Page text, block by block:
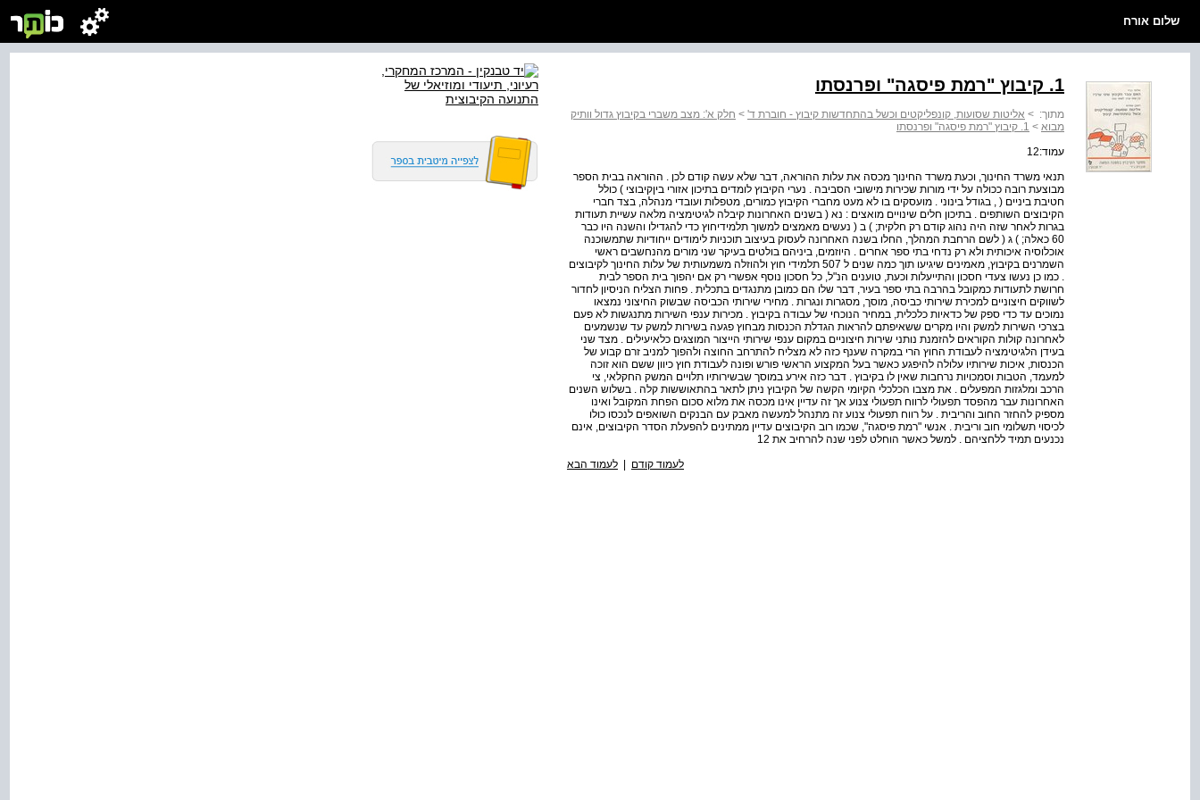
שלום אורח
1. קיבוץ "רמת פיסגה" ופרנסתו
מתוך: > אליטות שסועות, קונפליקטים וכשל בהתחדשות קיבוץ - חוברת ד' > חלק א': מצב משברי בקיבוץ גדול וותיק
מבוא > 1. קיבוץ "רמת פיסגה" ופרנסתו
עמוד:12
תנאי משרד החינוך, וכעת משרד החינוך מכסה את עלות ההוראה, דבר שלא עשה קודם לכן . ההוראה בבית הספר
מבוצעת רובה ככולה על ידי מורות שכירות מישובי הסביבה . נערי הקיבוץ לומדים בתיכון אזורי בין­קיבוצי ) כולל
חטיבת ביניים ( , בגודל בינוני . מועסקים בו לא מעט מחברי הקיבוץ כמורים, מטפלות ועובדי מנהלה, בצד חברי
הקיבוצים השותפים . בתיכון חלים שינויים מואצים : נא ( בשנים האחרונות קיבלה לגיטימציה מלאה עשיית תעודות
בגרות לאחר שזה היה נהוג קודם רק חלקית; ) ב ( נעשים מאמצים למשוך תלמידי­חוץ כדי להגדילו והשנה היו כבר
60 כאלה; ) ג ( לשם הרחבת המהלך, החלו בשנה האחרונה לעסוק בעיצוב תוכניות לימודים ייחודיות שתמשוכנה
אוכלוסיה איכותית ולא רק נדחי בתי ספר אחרים . היוזמים, ביניהם בולטים בעיקר שני מורים מהנחשבים ראשי
השמרנים בקיבוץ, מאמינים שיגיעו תוך כמה שנים ל­­ 507 תלמידי חוץ ולהוזלה משמעותית של עלות החינוך לקיבוצים
. כמו כן נעשו צעדי חסכון והתייעלות וכעת, טוענים הנ"ל, כל חסכון נוסף אפשרי רק אם יהפוך בית הספר לבית
חרושת לתעודות כמקובל בהרבה בתי ספר בעיר, דבר שלו הם כמובן מתנגדים בתכלית . פחות הצליח הניסיון לחדור
לשווקים חיצוניים למכירת שירותי כביסה, מוסך, מסגרות ונגרות . מחירי שירותי הכביסה שבשוק החיצוני נמצאו
נמוכים עד כדי ספק של כדאיות כלכלית, במחיר הנוכחי של עבודה בקיבוץ . מכירות ענפי השירות מתנגשות לא פעם
בצרכי השירות למשק והיו מקרים ששאיפתם להראות הגדלת הכנסות מבחוץ פגעה בשירות למשק עד שנשמעים
לאחרונה קולות הקוראים להזמנת נותני שירות חיצוניים במקום ענפי שירותי הייצור המוצגים כלא­יעילים . מצד שני
בעידן הלגיטימציה לעבודת החוץ הרי במקרה שענף כזה לא מצליח להתרחב החוצה ולהפוך למניב זרם קבוע של
הכנסות, איכות שירותיו עלולה להיפגע כאשר בעל המקצוע הראשי פורש ופונה לעבודת חוץ כיוון ששם הוא זוכה
למעמד, הטבות וסמכויות נרחבות שאין לו בקיבוץ . דבר כזה אירע במוסך שבשירותיו תלויים המשק החקלאי, צי
הרכב ומלגזות המפעלים . את מצבו הכלכלי הקיומי הקשה של הקיבוץ ניתן לתאר בהתאוששות קלה . בשלוש השנים
האחרונות עבר מהפסד תפעולי לרווח תפעולי צנוע אך זה עדיין אינו מכסה את מלוא סכום הפחת המקובל ואינו
מספיק להחזר החוב והריבית . על רווח תפעולי צנוע זה מתנהל למעשה מאבק עם הבנקים השואפים לנכסו כולו
לכיסוי תשלומי חוב וריבית . אנשי "רמת פיסגה", שכמו רוב הקיבוצים עדיין ממתינים להפעלת הסדר הקיבוצים, אינם
נכנעים תמיד ללחציהם . למשל כאשר הוחלט לפני שנה להרחיב את 12
לעמוד קודם | לעמוד הבא